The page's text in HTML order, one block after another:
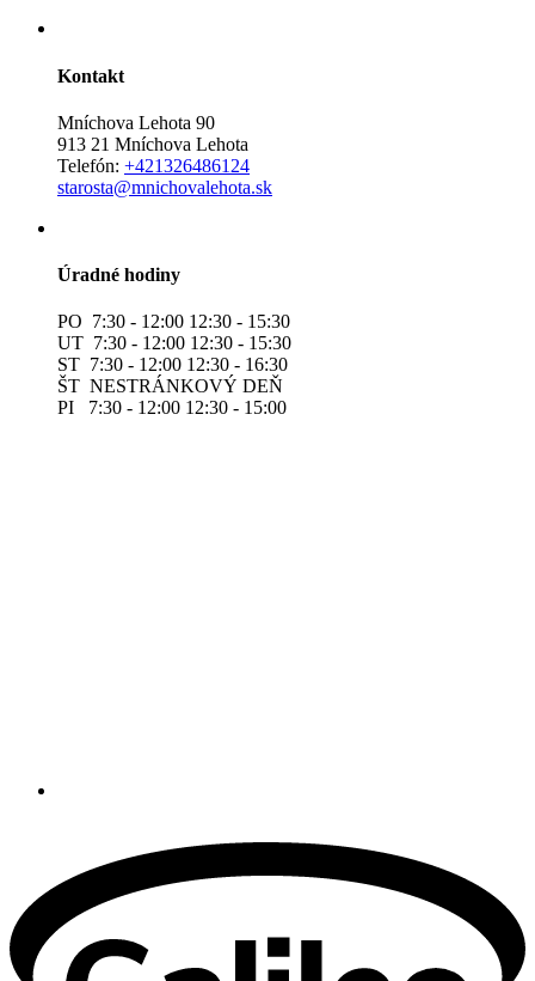
Kontakt
Mníchova Lehota 90
913 21 Mníchova Lehota
Telefón: +421326486124
starosta@mnichovalehota.sk
Úradné hodiny
PO 7:30 - 12:00 12:30 - 15:30
UT 7:30 - 12:00 12:30 - 15:30
ST 7:30 - 12:00 12:30 - 16:30
ŠT NESTRÁNKOVÝ DEŇ
PI 7:30 - 12:00 12:30 - 15:00